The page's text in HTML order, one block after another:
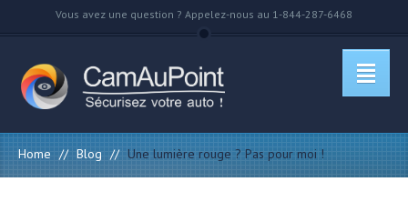
Vous avez une question ? Appelez-nous au 1-844-287-6468
Home // Blog // Une lumière rouge ? Pas pour moi !